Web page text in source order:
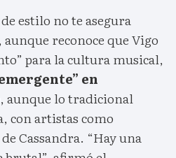
estilo no te asegura
reconoce que Vigo
para la cultura musical,
en
, aunque lo tradicional
con artistas como
Cassandra. “Hay una